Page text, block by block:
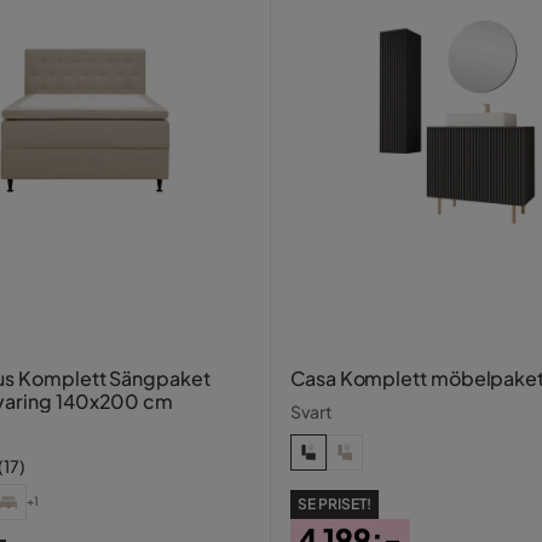
Komplett Sängpaket
140x200 cm
(17)
+1
Casa Komplett
Svart
SE PRISET!